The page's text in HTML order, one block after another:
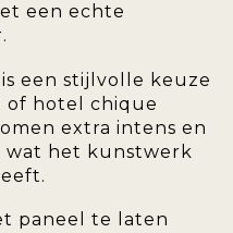
een echte
is een stijlvolle keuze
of hotel chique
extra intens en
wat het kunstwerk
paneel te laten